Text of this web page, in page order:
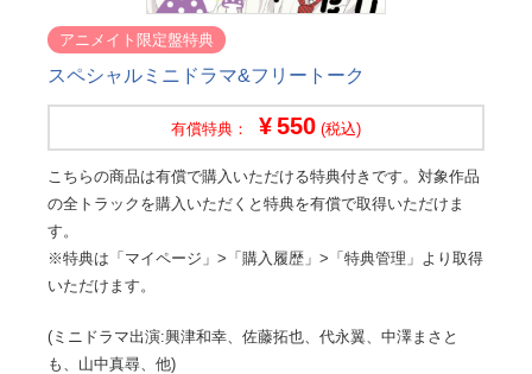
アニメイト限定盤特典
スペシャルミニドラマ&フリートーク
有償特典： 550 (税込)
こちらの商品は有償で購入いただける特典付きです。対象作品
の全トラックを購入いただくと特典を有償で取得いただけま
す。
※特典は「マイページ」>「購入履歴」>「特典管理」より取得
いただけます。
(ミニドラマ出演:興津和幸、佐藤拓也、代永翼、中澤まさと
も、山中真尋、他)